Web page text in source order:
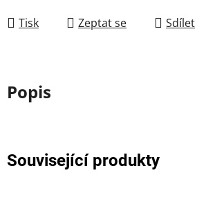
Tisk Zeptat se Sdílet
Popis
Související produkty